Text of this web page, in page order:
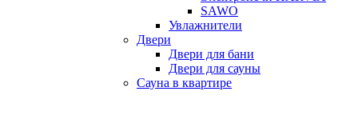
SAWO
Увлажнители
Двери
Двери для бани
Двери для сауны
Сауна в квартире